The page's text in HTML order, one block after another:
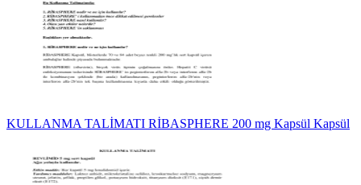
KULLANMA TALİMATI RİBASPHERE 200 mg Kapsül Kapsül